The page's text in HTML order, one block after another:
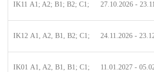
IK11 A1; A2; B1; B2; C1; 27.10.2026 -
IK12 A1, A2, B1, B2; C1; 24.11.2026 -
IK01 A1, A2, B1, B1; C1; 11.01.2027 -